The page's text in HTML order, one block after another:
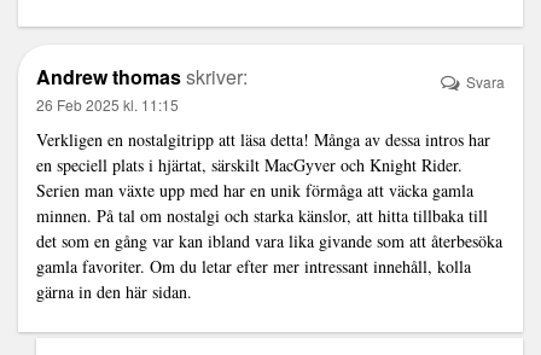
Andrew thomasskriver:
26 Feb 2025 kl. 11:15
Verkligen en nostalgitripp att läsa detta! Många av dessa intros har
en speciell plats i hjärtat, särskilt MacGyver och Knight Rider.
Serien man växte upp med har en unik förmåga att väcka gamla
minnen. På tal om nostalgi och starka känslor, att hitta tillbaka till
det som en gång var kan ibland vara lika givande som att återbesöka
gamla favoriter. Om du letar efter mer intressant innehåll, kolla
gärna in den här sidan.
Svara